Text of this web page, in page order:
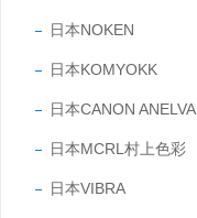
日本NOKEN
日本KOMYOKK
日本CANON ANELVA
日本MCRL村上色彩
日本VIBRA